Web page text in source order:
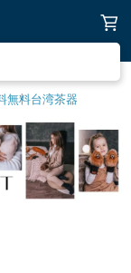
無料台湾茶器